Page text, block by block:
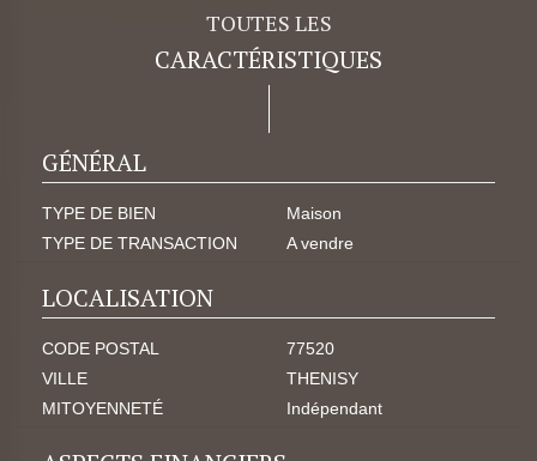
TOUTES LES
CARACTÉRISTIQUES
GÉNÉRAL
TYPE DE BIEN
Maison
TYPE DE TRANSACTION
A vendre
LOCALISATION
CODE POSTAL
77520
VILLE
THENISY
MITOYENNETÉ
Indépendant